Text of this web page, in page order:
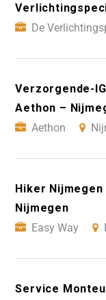
De
Verzorgende-
Aethon –
Aethon
Hiker Nijmegen
Nijmegen
Easy Way
Service